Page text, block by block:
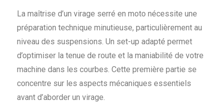
La maîtrise d’un virage serré en moto nécessite une
préparation technique minutieuse, particulièrement au
niveau des suspensions. Un set-up adapté permet
d’optimiser la tenue de route et la maniabilité de votre
machine dans les courbes. Cette première partie se
concentre sur les aspects mécaniques essentiels
avant d’aborder un virage.